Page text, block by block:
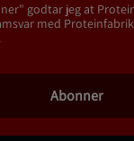
godtar jeg at
med
.
Abonner